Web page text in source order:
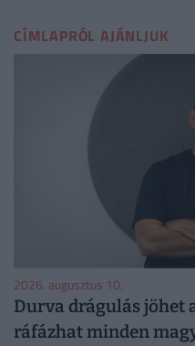
CÍMLAPRÓL AJÁNLJUK
2026. augusztus 10.
Durva drágulás jöhet
ráfázhat minden